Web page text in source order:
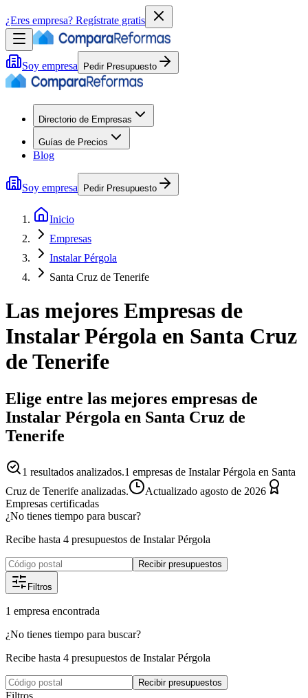
¿Eres empresa? Regístrate gratis
Soy empresa Pedir Presupuesto
Directorio de Empresas
Guías de Precios
Blog
Soy empresa Pedir Presupuesto
Inicio
Empresas
Instalar Pérgola
Santa Cruz de Tenerife
Las mejores Empresas de
Instalar Pérgola en Santa Cruz
de Tenerife
Elige entre las mejores empresas de
Instalar Pérgola en Santa Cruz de
Tenerife
1 resultados analizados.1 empresas de Instalar Pérgola en Santa
Cruz de Tenerife analizadas.
Actualizado agosto de 2026
Empresas certificadas
¿No tienes tiempo para buscar?
Recibe hasta 4 presupuestos de Instalar Pérgola
Recibir presupuestos
Filtros
1 empresa encontrada
¿No tienes tiempo para buscar?
Recibe hasta 4 presupuestos de Instalar Pérgola
Recibir presupuestos
Filtros